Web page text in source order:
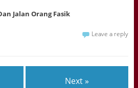
Jalan Orang Fasik
Leave a reply
Next »